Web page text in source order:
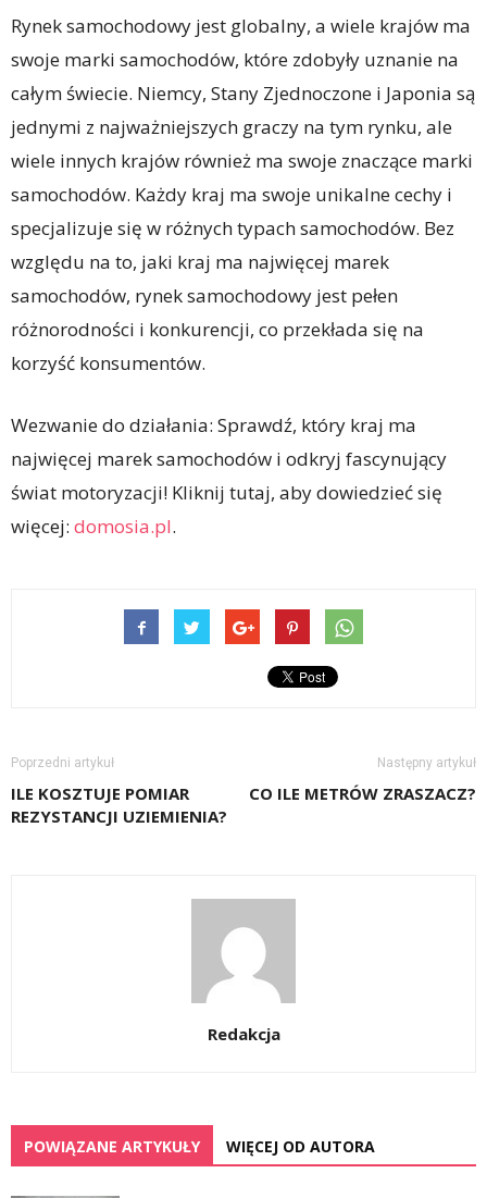
Rynek samochodowy jest globalny, a wiele krajów ma
swoje marki samochodów, które zdobyły uznanie na
całym świecie. Niemcy, Stany Zjednoczone i Japonia są
jednymi z najważniejszych graczy na tym rynku, ale
wiele innych krajów również ma swoje znaczące marki
samochodów. Każdy kraj ma swoje unikalne cechy i
specjalizuje się w różnych typach samochodów. Bez
względu na to, jaki kraj ma najwięcej marek
samochodów, rynek samochodowy jest pełen
różnorodności i konkurencji, co przekłada się na
korzyść konsumentów.
Wezwanie do działania: Sprawdź, który kraj ma
najwięcej marek samochodów i odkryj fascynujący
świat motoryzacji! Kliknij tutaj, aby dowiedzieć się
więcej: domosia.pl.
Poprzedni artykuł
ILE KOSZTUJE POMIAR
REZYSTANCJI UZIEMIENIA?
Następny artykuł
CO ILE METRÓW ZRASZACZ?
Redakcja
POWIĄZANE ARTYKUŁY WIĘCEJ OD AUTORA